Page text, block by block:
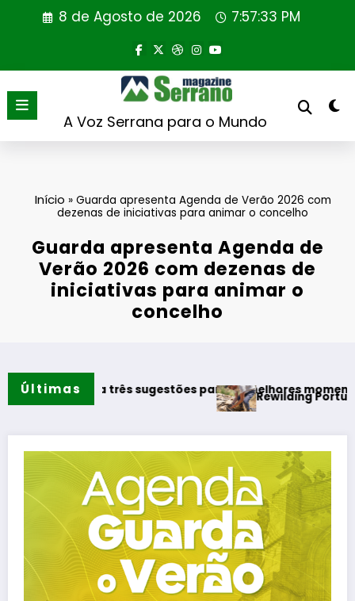
8 de Agosto de 2026 7:57:33 PM
A Voz Serrana para o Mundo
Início » Guarda apresenta Agenda de Verão 2026 com
dezenas de iniciativas para animar o concelho
Guarda apresenta Agenda de
Verão 2026 com dezenas de
iniciativas para animar o
concelho
Últimas
três sugestões para os melhores momentos do verão
Rewilding Portugal realiza